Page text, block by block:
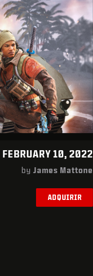
FEBRUARY 10, 2022
byJames Mattone
ADQUIRIR